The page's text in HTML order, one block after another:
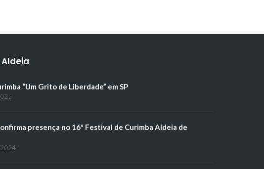
“Um Grito de Liberdade” em SP
presença no 16º Festival de Curimba Aldeia de